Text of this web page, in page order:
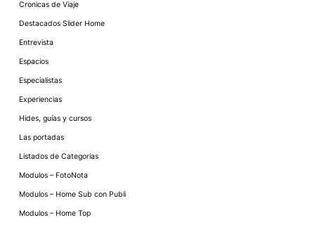
Cronicas de Viaje
Destacados Slider Home
Entrevista
Espacios
Especialistas
Experiencias
Hides, guías y cursos
Las portadas
Listados de Categorías
Modulos – FotoNota
Modulos – Home Sub con Publi
Modulos – Home Top